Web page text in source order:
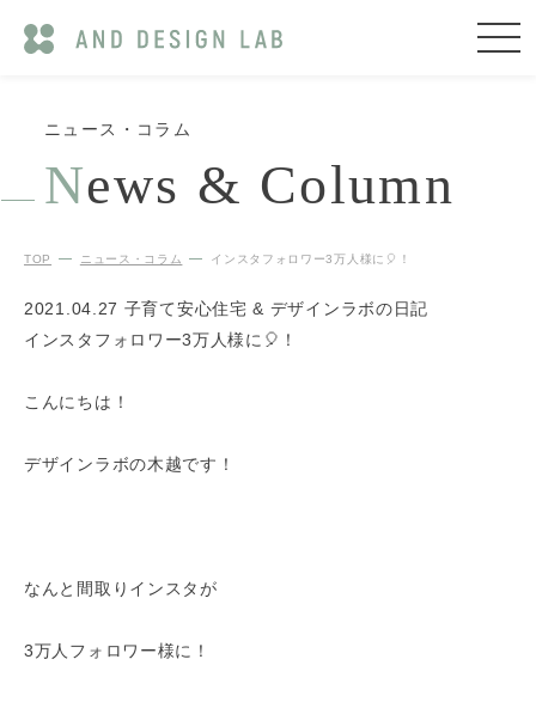
ニュース・コラム
News & Column
TOP ニュース・コラム インスタフォロワー3万人様に🎈！
2021.04.27 子育て安心住宅 & デザインラボの日記
インスタフォロワー3万人様に🎈！
こんにちは！
デザインラボの木越です！
なんと間取りインスタが
3万人フォロワー様に！